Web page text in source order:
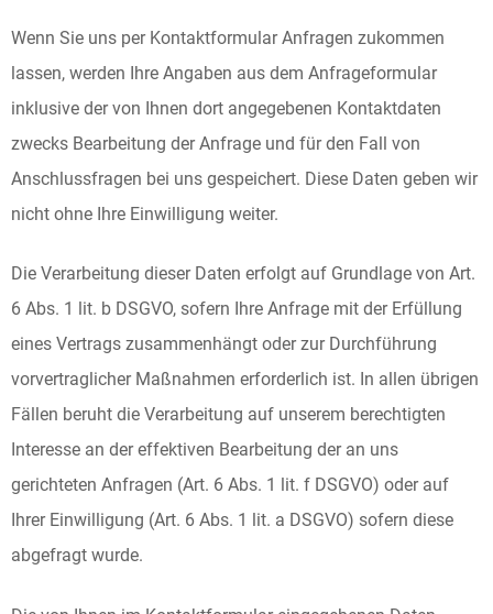
Wenn Sie uns per Kontaktformular Anfragen zukommen
lassen, werden Ihre Angaben aus dem Anfrageformular
inklusive der von Ihnen dort angegebenen Kontaktdaten
zwecks Bearbeitung der Anfrage und für den Fall von
Anschlussfragen bei uns gespeichert. Diese Daten geben wir
nicht ohne Ihre Einwilligung weiter.
Die Verarbeitung dieser Daten erfolgt auf Grundlage von Art.
6 Abs. 1 lit. b DSGVO, sofern Ihre Anfrage mit der Erfüllung
eines Vertrags zusammenhängt oder zur Durchführung
vorvertraglicher Maßnahmen erforderlich ist. In allen übrigen
Fällen beruht die Verarbeitung auf unserem berechtigten
Interesse an der effektiven Bearbeitung der an uns
gerichteten Anfragen (Art. 6 Abs. 1 lit. f DSGVO) oder auf
Ihrer Einwilligung (Art. 6 Abs. 1 lit. a DSGVO) sofern diese
abgefragt wurde.